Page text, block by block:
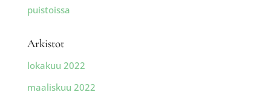
puistoissa
Arkistot
lokakuu 2022
maaliskuu 2022